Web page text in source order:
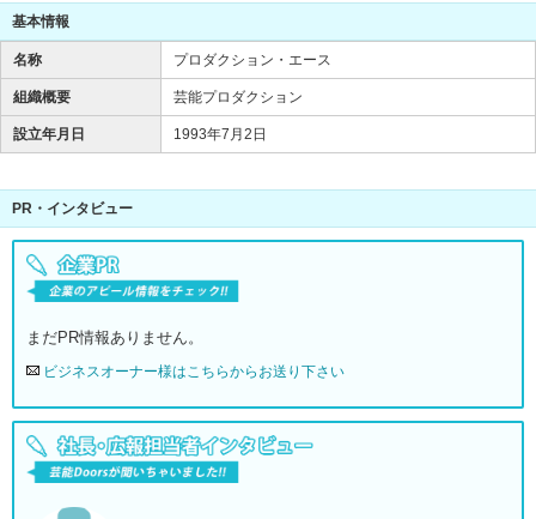
基本情報
名称 プロダクション・エース
組織概要 芸能プロダクション
設立年月日 1993年7月2日
PR・インタビュー
まだPR情報ありません。
ビジネスオーナー様はこちらからお送り下さい